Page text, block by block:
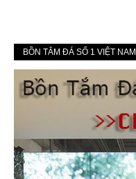
BỒN TẮM ĐÁ SỐ 1 VIỆT NAM